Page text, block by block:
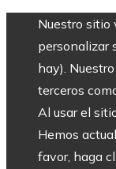
Nuestro sitio
personalizar
hay).
terceros
Al usar el
Hemos
favor, haga